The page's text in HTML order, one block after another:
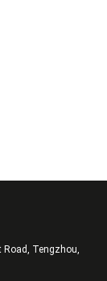
Road, Tengzhou,